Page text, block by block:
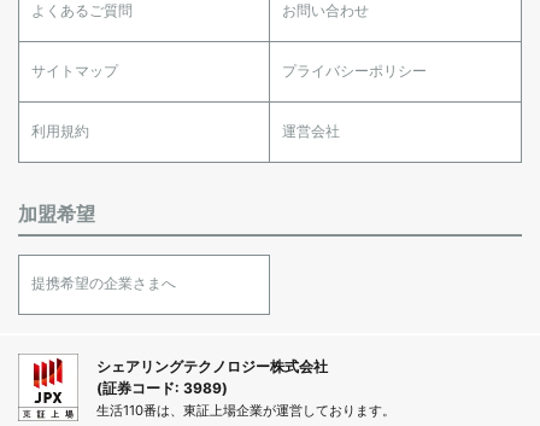
よくあるご質問 お問い合わせ
サイトマップ プライバシーポリシー
利用規約 運営会社
加盟希望
提携希望の企業さまへ
シェアリングテクノロジー株式会社
(証券コード: 3989)
生活110番は、東証上場企業が運営しております。